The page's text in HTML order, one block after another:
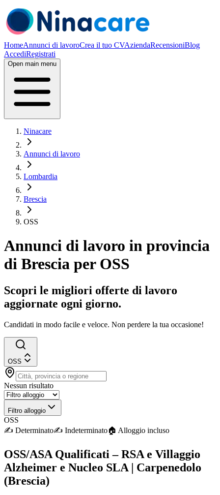
HomeAnnunci di lavoroCrea il tuo CVAziendaRecensioniBlog
AccediRegistrati
Open main menu
Ninacare
Annunci di lavoro
Lombardia
Brescia
OSS
Annunci di lavoro in provincia
di Brescia per OSS
Scopri le migliori offerte di lavoro
aggiornate ogni giorno.
Candidati in modo facile e veloce. Non perdere la tua occasione!
OSS
Nessun risultato
Filtro alloggio
OSS
✍️ Determinato✍️ Indeterminato🏠︎ Alloggio incluso
OSS/ASA Qualificati – RSA e Villaggio
Alzheimer e Nucleo SLA | Carpenedolo
(Brescia)